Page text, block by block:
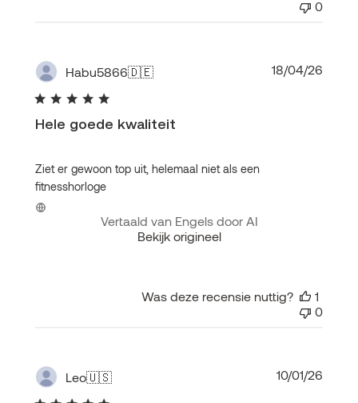
0
Habu5866🇩🇪
Hele goede kwaliteit
Ziet er gewoon top uit, helemaal niet als een
fitnesshorloge
Vertaald van Engels door AI
Bekijk origineel
18/04/26
Was deze recensie nuttig?
1
0
Leo🇺🇸 10/01/26